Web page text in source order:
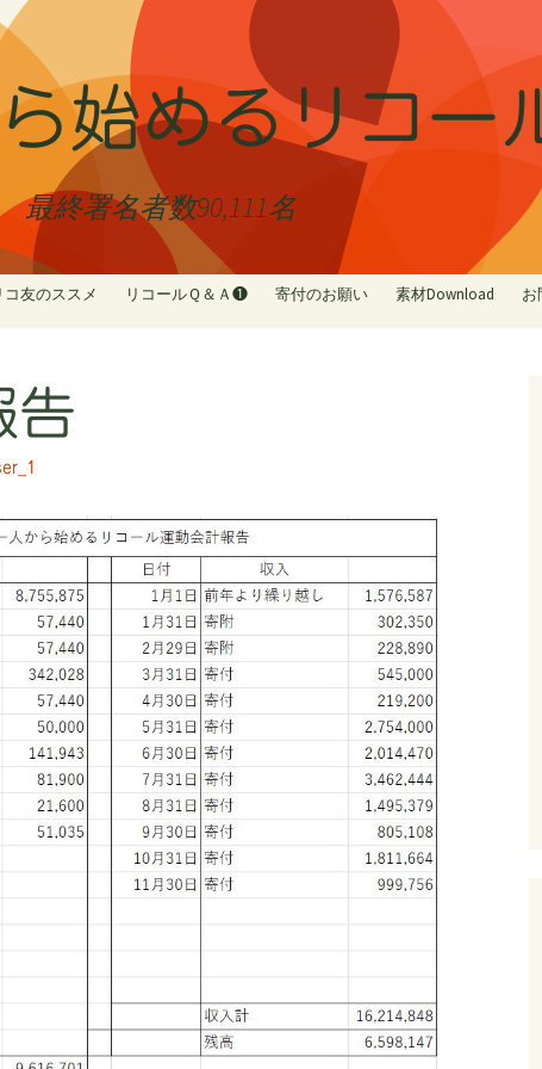
始めるリコー
終署名者数90,111名
コ友のススメ
コ友紹介
リコールＱ＆Ａ❶
Ｑ＆Ａ❷☆受任者について☆
寄付のお願い
素材Download
NoカジノGoリコー
市民がリコールで
シール投票用ボード
リコールでカジノ
市民無視はリコール
ぞ⑨
林市長をリコール
リコールでカジノを
QRコード付き⑪
市民無視はリコール
ぞ QRコード付き⑫
受任者申込用紙0926
受任者チラシ裏0926
お
告